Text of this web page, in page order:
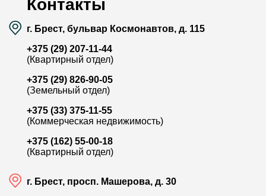
Контакты
г. Брест, бульвар Космонавтов, д. 115
+375 (29) 207-11-44
(Квартирный отдел)
+375 (29) 826-90-05
(Земельный отдел)
+375 (33) 375-11-55
(Коммерческая недвижимость)
+375 (162) 55-00-18
(Квартирный отдел)
г. Брест, просп. Машерова, д. 30